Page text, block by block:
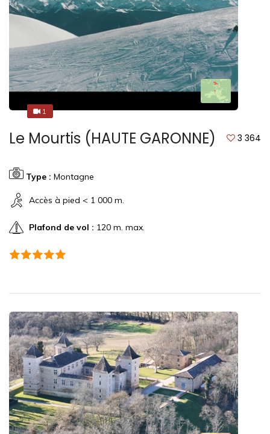
11
Le Mourtis (HAUTE GARONNE) 3 364
Type : Montagne
Accès à pied < 1 000 m.
Plafond de vol : 120 m. max.